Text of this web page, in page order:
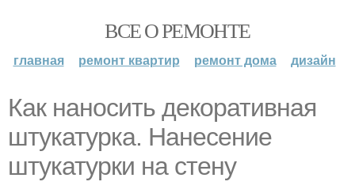
ВСЕ О РЕМОНТЕ
главная ремонт квартир ремонт дома дизайн
Как наносить декоративная
штукатурка. Нанесение
штукатурки на стену